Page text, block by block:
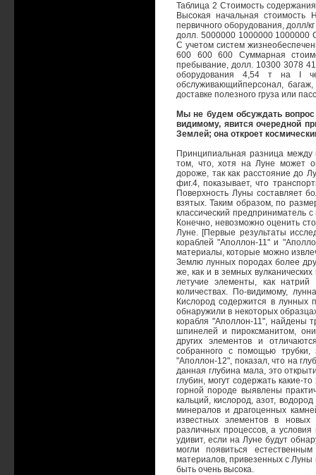
Таблица 2 Стоимость
Высокая начальная стоимость
первичного оборудования, долл/
долл. 5000000 1000000 1000000
С учетом систем
600 600 600 Суммарная
пребывание, долл. 10300 3078
оборудования 4,54 т на I
обслуживающийперсонал,
доставке полезного груза или
Мы не будем обсуждать
видимому, явится очередной
Землей; она откроет
Принципиальная разница
том, что, хотя на Луне может
дороже, так как расстояние до
фиг.4, показывает, что
Поверхность Луны составляет
взятых. Таким образом, по
классический предприниматель
Конечно, невозможно оценить
Луне. [Первые результаты
кораблей "Аполлон-11" и
материалы, которые можно
Землю лунных породах более
же, как и в земных
летучие элементы, как
количествах. По-видимому,
Кислород содержится в лунных
обнаружили в некоторых
корабля "Аполлон-11", найдены
шпинелей и пироксманитом,
других элементов и
собранного с помощью трубки,
"Аполлон-12", показал, что на
данная глубина мала, это
глубин, могут содержать какие-
горной породе выявлены
кальций, кислород, азот,
минералов и драгоценных
известных элементов в
различных процессов, а
удивит, если на Луне будут
могли появиться
материалов, привезенных с Луны
быть очень высока.